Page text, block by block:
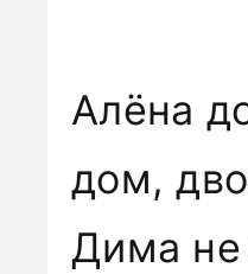
Алёна
дом,
Дима не